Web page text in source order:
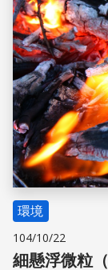
環境
104/10/22
細懸浮微粒